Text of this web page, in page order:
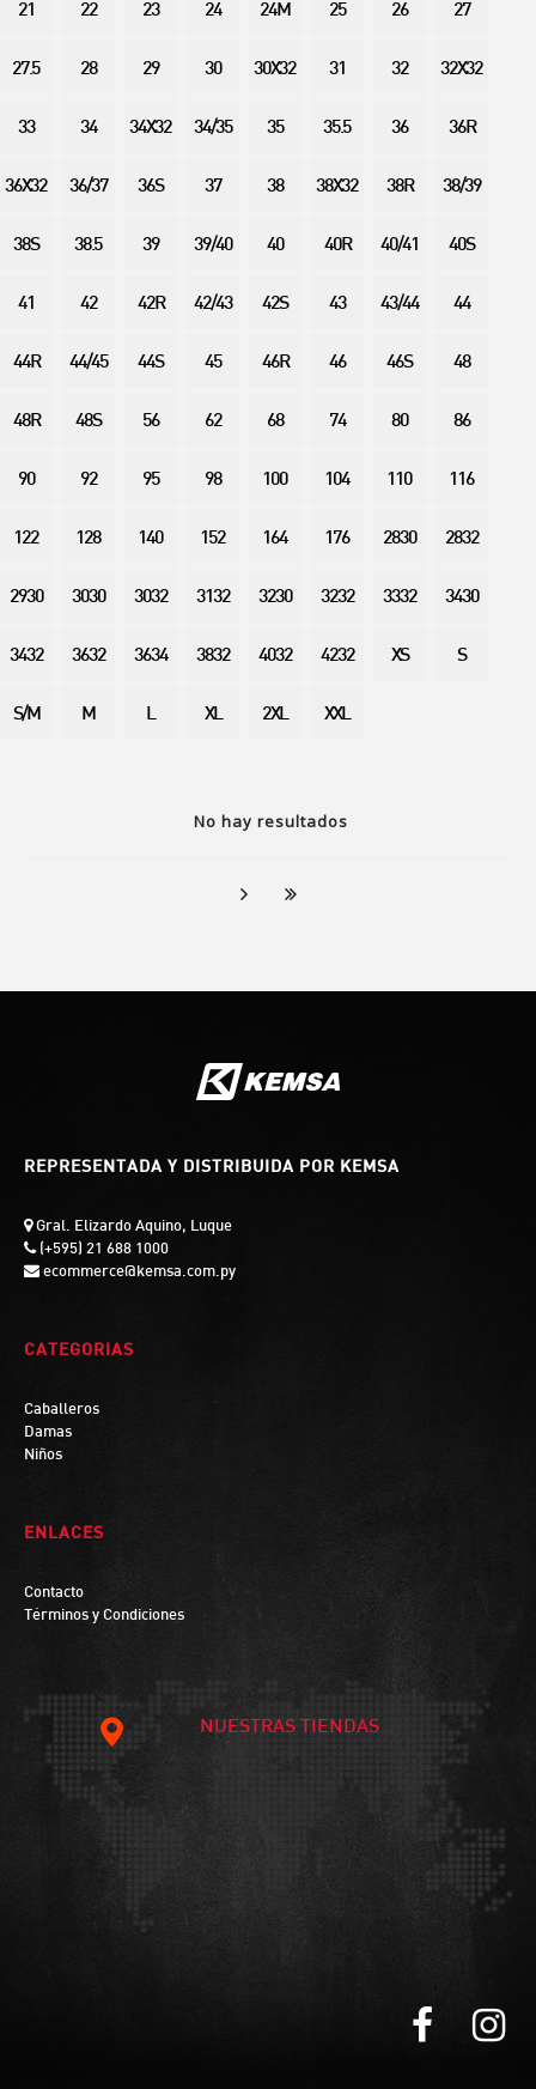
No hay resultados
21 22 23 24 24M 25 26 27
27.5 28 29 30 30X32 31 32 32X32
33 34 34X32 34/35 35 35.5 36 36R
36X32 36/37 36S 37 38 38X32 38R 38/39
38S 38.5 39 39/40 40 40R 40/41 40S
41 42 42R 42/43 42S 43 43/44 44
44R 44/45 44S 45 46R 46 46S 48
48R 48S 56 62 68 74 80 86
90 92 95 98 100 104 110 116
122 128 140 152 164 176 2830 2832
2930 3030 3032 3132 3230 3232 3332 3430
3432 3632 3634 3832 4032 4232 XS S
S/M M L XL 2XL XXL
REPRESENTADA Y DISTRIBUIDA POR KEMSA
Gral. Elizardo Aquino, Luque
(+595) 21 688 1000
ecommerce@kemsa.com.py
CATEGORIAS
Caballeros
Damas
Niños
ENLACES
Contacto
Términos y Condiciones
NUESTRAS TIENDAS